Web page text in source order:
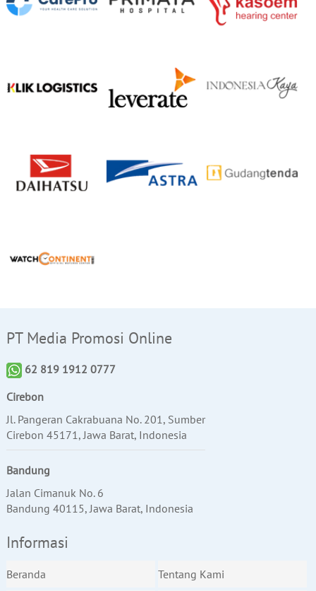
PT Media Promosi Online
62 819 1912 0777
Cirebon
Jl. Pangeran Cakrabuana No. 201, Sumber
Cirebon 45171, Jawa Barat, Indonesia
Bandung
Jalan Cimanuk No. 6
Bandung 40115, Jawa Barat, Indonesia
Informasi
Beranda Tentang Kami